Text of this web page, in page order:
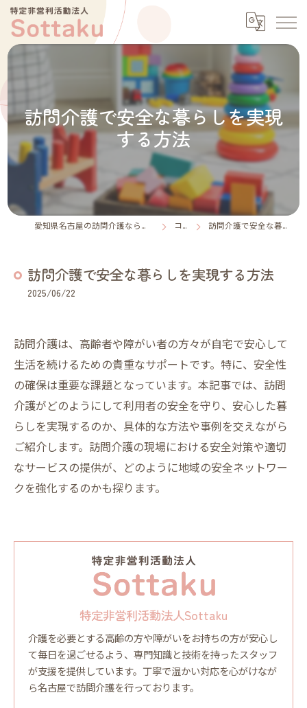
訪問介護で安全な暮らしを実現
する方法
愛知県名古屋の訪問介護なら特定非営利活動法人Sottaku コラム 訪問介護で安全な暮らしを実現する方法
訪問介護で安全な暮らしを実現する方法
2025/06/22
訪問介護は、高齢者や障がい者の方々が自宅で安心して
生活を続けるための貴重なサポートです。特に、安全性
の確保は重要な課題となっています。本記事では、訪問
介護がどのようにして利用者の安全を守り、安心した暮
らしを実現するのか、具体的な方法や事例を交えながら
ご紹介します。訪問介護の現場における安全対策や適切
なサービスの提供が、どのように地域の安全ネットワー
クを強化するのかも探ります。
特定非営利活動法人Sottaku
介護を必要とする高齢の方や障がいをお持ちの方が安心し
て毎日を過ごせるよう、専門知識と技術を持ったスタッフ
が支援を提供しています。丁寧で温かい対応を心がけなが
ら名古屋で訪問介護を行っております。